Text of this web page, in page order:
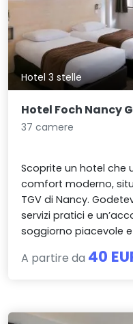
Hotel 3 stelle
Hotel Foch Nancy
37 camere
Scoprite un hotel che
comfort moderno,
TGV di Nancy.
servizi pratici e
soggiorno piacevole
A partire da 40